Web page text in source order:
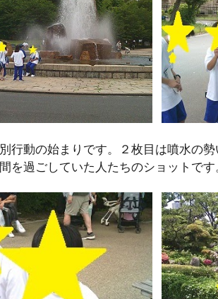
行動の始まりです。２枚目は噴水の
過ごしていた人たちのショットです